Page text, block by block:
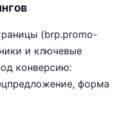
(brp.promo-
и ключевые
конверсию:
форма